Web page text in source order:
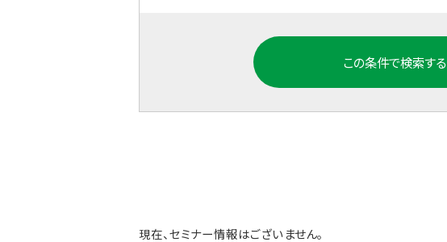
この条件で検索する
現在、セミナー情報はございません。